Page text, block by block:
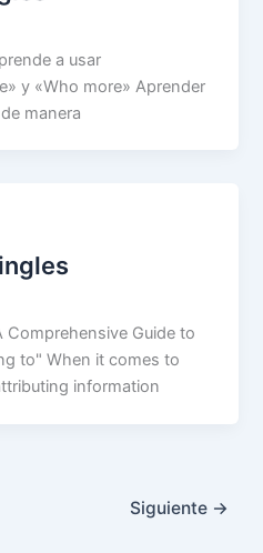
a usar
y «Who more» Aprender
manera
Comprehensive Guide to
to" When it comes to
information
Siguiente →